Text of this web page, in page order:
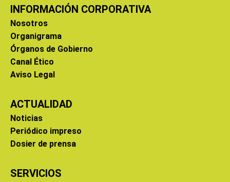
INFORMACIÓN CORPORATIVA
Nosotros
Organigrama
Órganos de Gobierno
Canal Ético
Aviso Legal
ACTUALIDAD
Noticias
Periódico impreso
Dosier de prensa
SERVICIOS